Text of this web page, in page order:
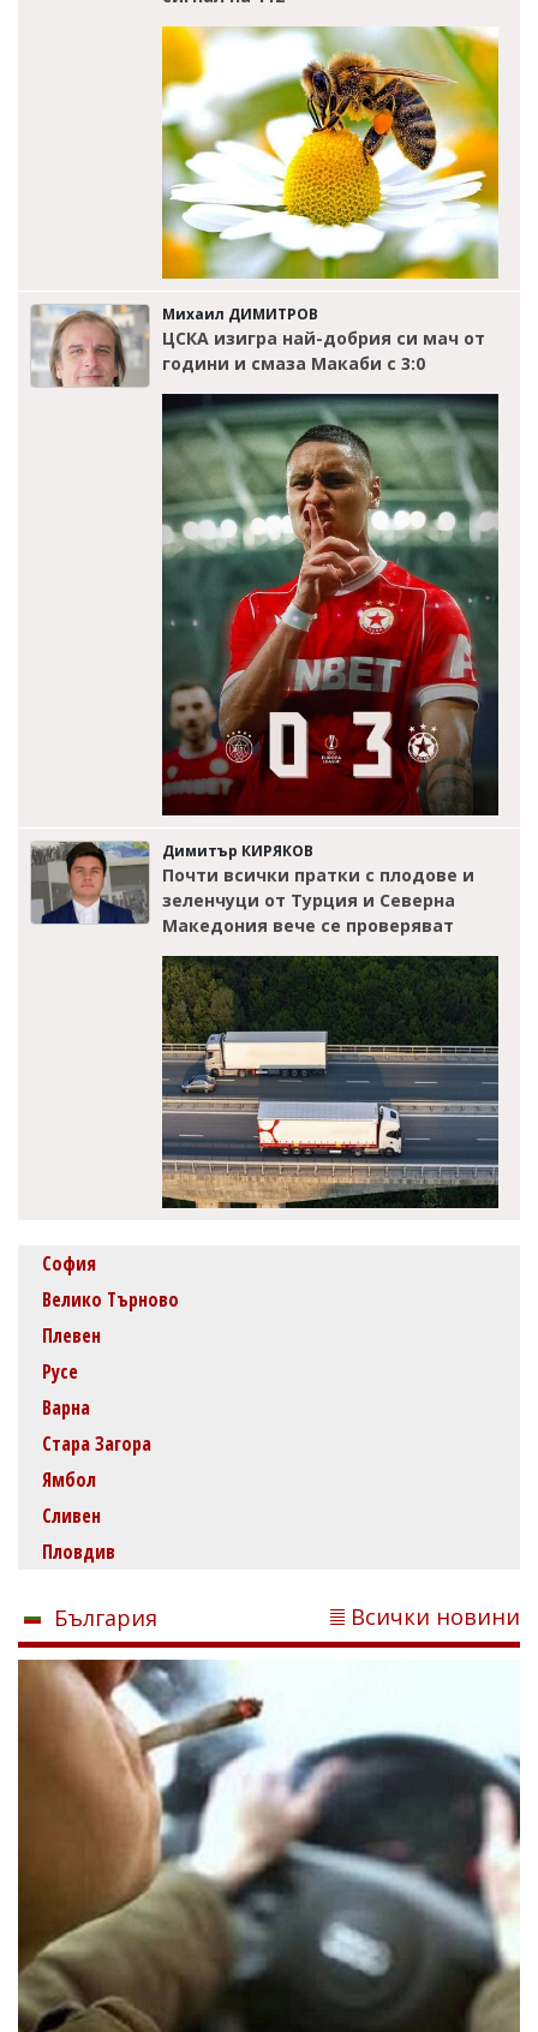
Михаил ДИМИТРОВ
ЦСКА изигра най-добрия си мач от
години и смаза Макаби с 3:0
Димитър КИРЯКОВ
Почти всички пратки с плодове и
зеленчуци от Турция и Северна
Македония вече се проверяват
София
Велико Търново
Плевен
Русе
Варна
Стара Загора
Ямбол
Сливен
Пловдив
България Всички новини